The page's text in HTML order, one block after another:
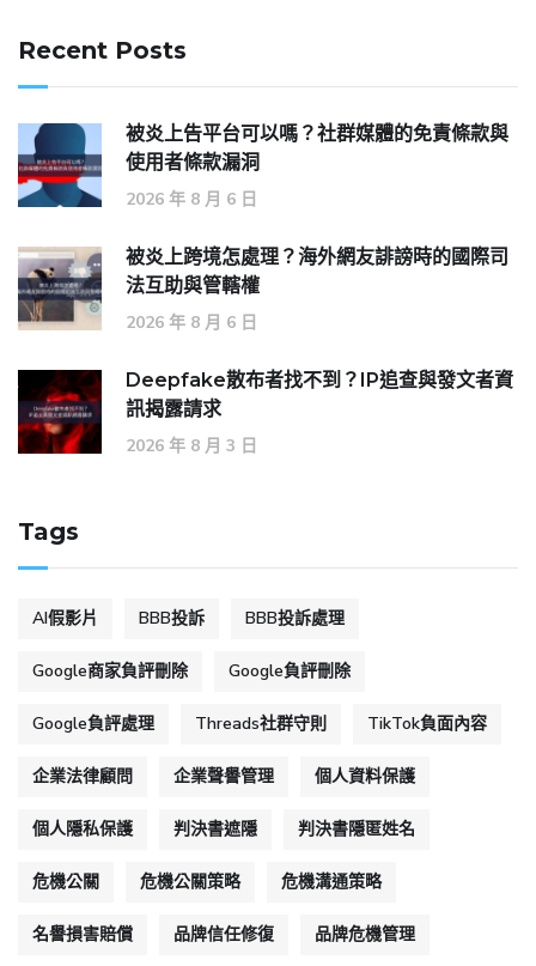
Recent Posts
被炎上告平台可以嗎？社群媒體的免責條款與
使用者條款漏洞
2026 年 8 月 6 日
被炎上跨境怎處理？海外網友誹謗時的國際司
法互助與管轄權
2026 年 8 月 6 日
Deepfake散布者找不到？IP追查與發文者資
訊揭露請求
2026 年 8 月 3 日
Tags
AI假影片 BBB投訴 BBB投訴處理
Google商家負評刪除 Google負評刪除
Google負評處理 Threads社群守則 TikTok負面內容
企業法律顧問 企業聲譽管理 個人資料保護
個人隱私保護 判決書遮隱 判決書隱匿姓名
危機公關 危機公關策略 危機溝通策略
名譽損害賠償 品牌信任修復 品牌危機管理